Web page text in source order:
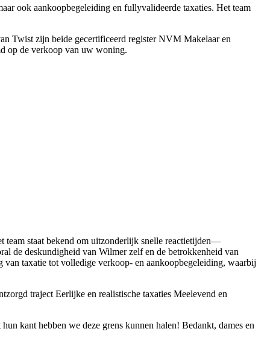
ook aankoopbegeleiding en fullyvalideerde taxaties. Het team
Twist zijn beide gecertificeerd register NVM Makelaar en
op de verkoop van uw woning.
team staat bekend om uitzonderlijk snelle reactietijden—
de deskundigheid van Wilmer zelf en de betrokkenheid van
taxatie tot volledige verkoop- en aankoopbegeleiding, waarbij
traject Eerlijke en realistische taxaties Meelevend en
kant hebben we deze grens kunnen halen! Bedankt, dames en